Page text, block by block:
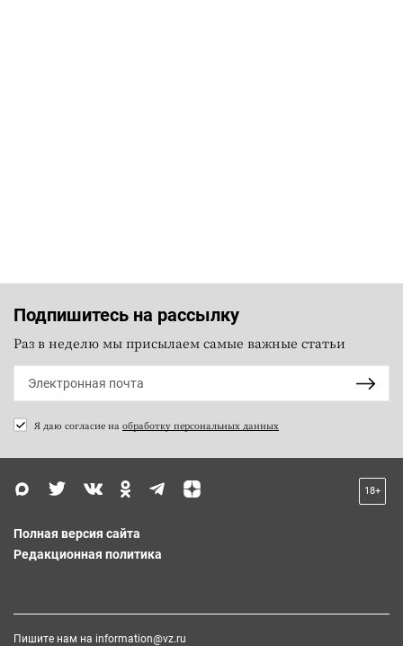
Подпишитесь на рассылку
Раз в неделю мы присылаем самые важные статьи
Я даю согласие на обработку персональных данных
18+
Полная версия сайта
Редакционная политика
Пишите нам на information@vz.ru